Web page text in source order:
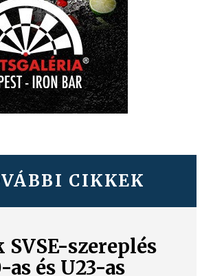
CIKKEK
SVSE-szereplés
as és U23-as